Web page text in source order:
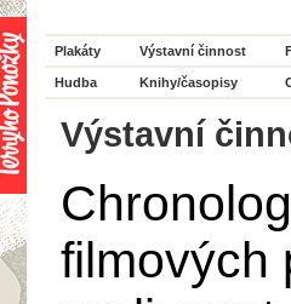
Plakáty Výstavní činnost
Hudba Knihy/časopisy
Výstavní
filmových